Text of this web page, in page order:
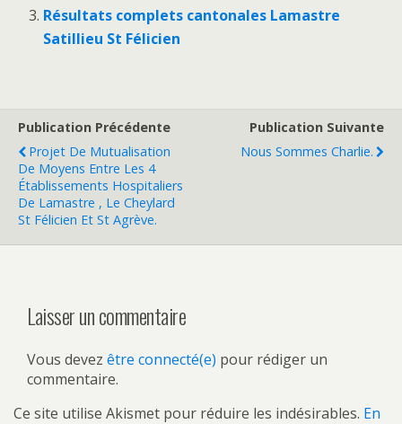
Résultats complets cantonales Lamastre
Satillieu St Félicien
Publication Précédente
Projet De Mutualisation
De Moyens Entre Les 4
Établissements Hospitaliers
De Lamastre , Le Cheylard
St Félicien Et St Agrève.
Publication Suivante
Nous Sommes Charlie.
Laisser un commentaire
Vous devez être connecté(e) pour rédiger un
commentaire.
Ce site utilise Akismet pour réduire les indésirables. En